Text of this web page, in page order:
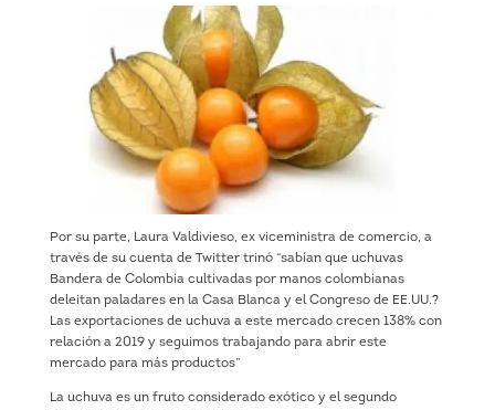
Por su parte, Laura Valdivieso, ex viceministra de comercio, a
través de su cuenta de Twitter trinó “sabían que uchuvas
Bandera de Colombia cultivadas por manos colombianas
deleitan paladares en la Casa Blanca y el Congreso de EE.UU.?
Las exportaciones de uchuva a este mercado crecen 138% con
relación a 2019 y seguimos trabajando para abrir este
mercado para más productos”
La uchuva es un fruto considerado exótico y el segundo